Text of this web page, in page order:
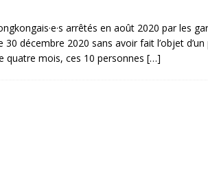
arrêtés en août 2020 par les
30 décembre 2020 sans avoir fait l’objet
quatre mois, ces 10 personnes […]